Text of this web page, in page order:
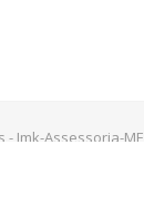
Jmk-Assessoria-ME